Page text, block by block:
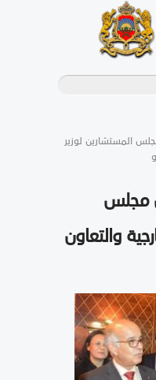
المستشارين لوزير
مجلس
والتعاون